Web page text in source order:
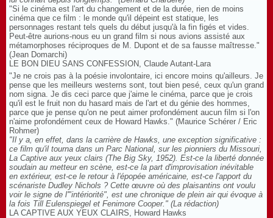
"Si le cinéma est l'art du changement et de la durée, rien de moins
cinéma que ce film : le monde qu'il dépeint est statique, les
personnages restant tels quels du début jusqu'à la fin figés et vides.
Peut-être aurions-nous eu un grand film si nous avions assisté aux
métamorphoses réciproques de M. Dupont et de sa fausse maîtresse."
(Jean Domarchi)
LE BON DIEU SANS CONFESSION, Claude Autant-Lara
"Je ne crois pas à la poésie involontaire, ici encore moins qu'ailleurs. Je
pense que les meilleurs westerns sont, tout bien pesé, ceux qu'un grand
nom signa. Je dis ceci parce que j'aime le cinéma, parce que je crois
qu'il est le fruit non du hasard mais de l'art et du génie des hommes,
parce que je pense qu'on ne peut aimer profondément aucun film si l'on
n'aime profondément ceux de Howard Hawks." (Maurice Schérer / Eric
Rohmer)
"Il y a, en effet, dans la carrière de Hawks, une exception significative :
ce film qu'il tourna dans un Parc National, sur les pionniers du Missouri,
La Captive aux yeux clairs (The Big Sky, 1952). Est-ce la liberté donnée
soudain au metteur en scène, est-ce la part d'improvisation inévitable
en extérieur, est-ce le retour à l'épopée américaine, est-ce l'apport du
scénariste Dudley Nichols ? Cette œuvre où des plaisantins ont voulu
voir le signe de l'"intériorité", est une chronique de plein air qui évoque à
la fois Till Eulenspiegel et Fenimore Cooper." (La rédaction)
LA CAPTIVE AUX YEUX CLAIRS, Howard Hawks